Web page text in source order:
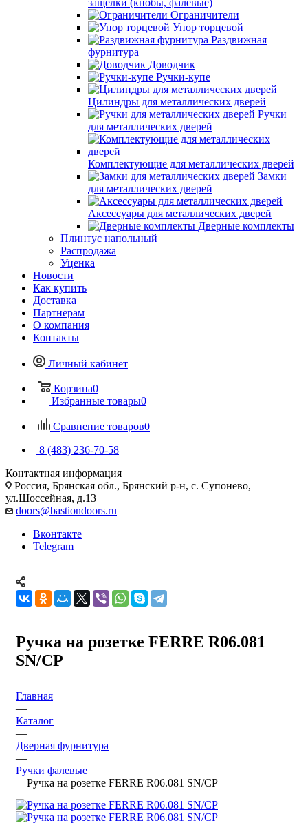
защелки (кнобы, фалевые)
Ограничители
Упор торцевой
Раздвижная
фурнитура
Доводчик
Ручки-купе
Цилиндры для металлических дверей
Ручки
для металлических дверей
Комплектующие для металлических дверей
Замки
для металлических дверей
Аксессуары для металлических дверей
Дверные комплекты
Плинтус напольный
Распродажа
Уценка
Новости
Как купить
Доставка
Партнерам
О компания
Контакты
Личный кабинет
Корзина0
Избранные товары0
Сравнение товаров0
8 (483) 236-70-58
Контактная информация
Россия, Брянская обл., Брянский р-н, с. Супонево,
ул.Шоссейная, д.13
doors@bastiondoors.ru
Вконтакте
Telegram
Ручка на розетке FERRE R06.081
SN/CP
Главная
—
Каталог
—
Дверная фурнитура
—
Ручки фалевые
—Ручка на розетке FERRE R06.081 SN/CP